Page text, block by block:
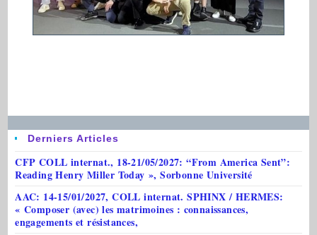
Derniers Articles
CFP COLL internat., 18-21/05/2027: “From America Sent”:
Reading Henry Miller Today », Sorbonne Université
AAC: 14-15/01/2027, COLL internat. SPHINX / HERMES:
« Composer (avec) les matrimoines : connaissances,
engagements et résistances,